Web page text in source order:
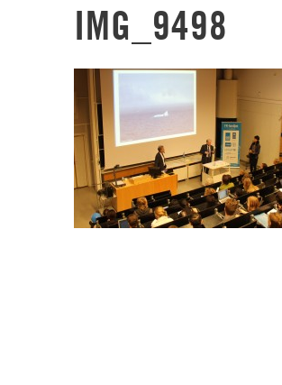
IMG_9498